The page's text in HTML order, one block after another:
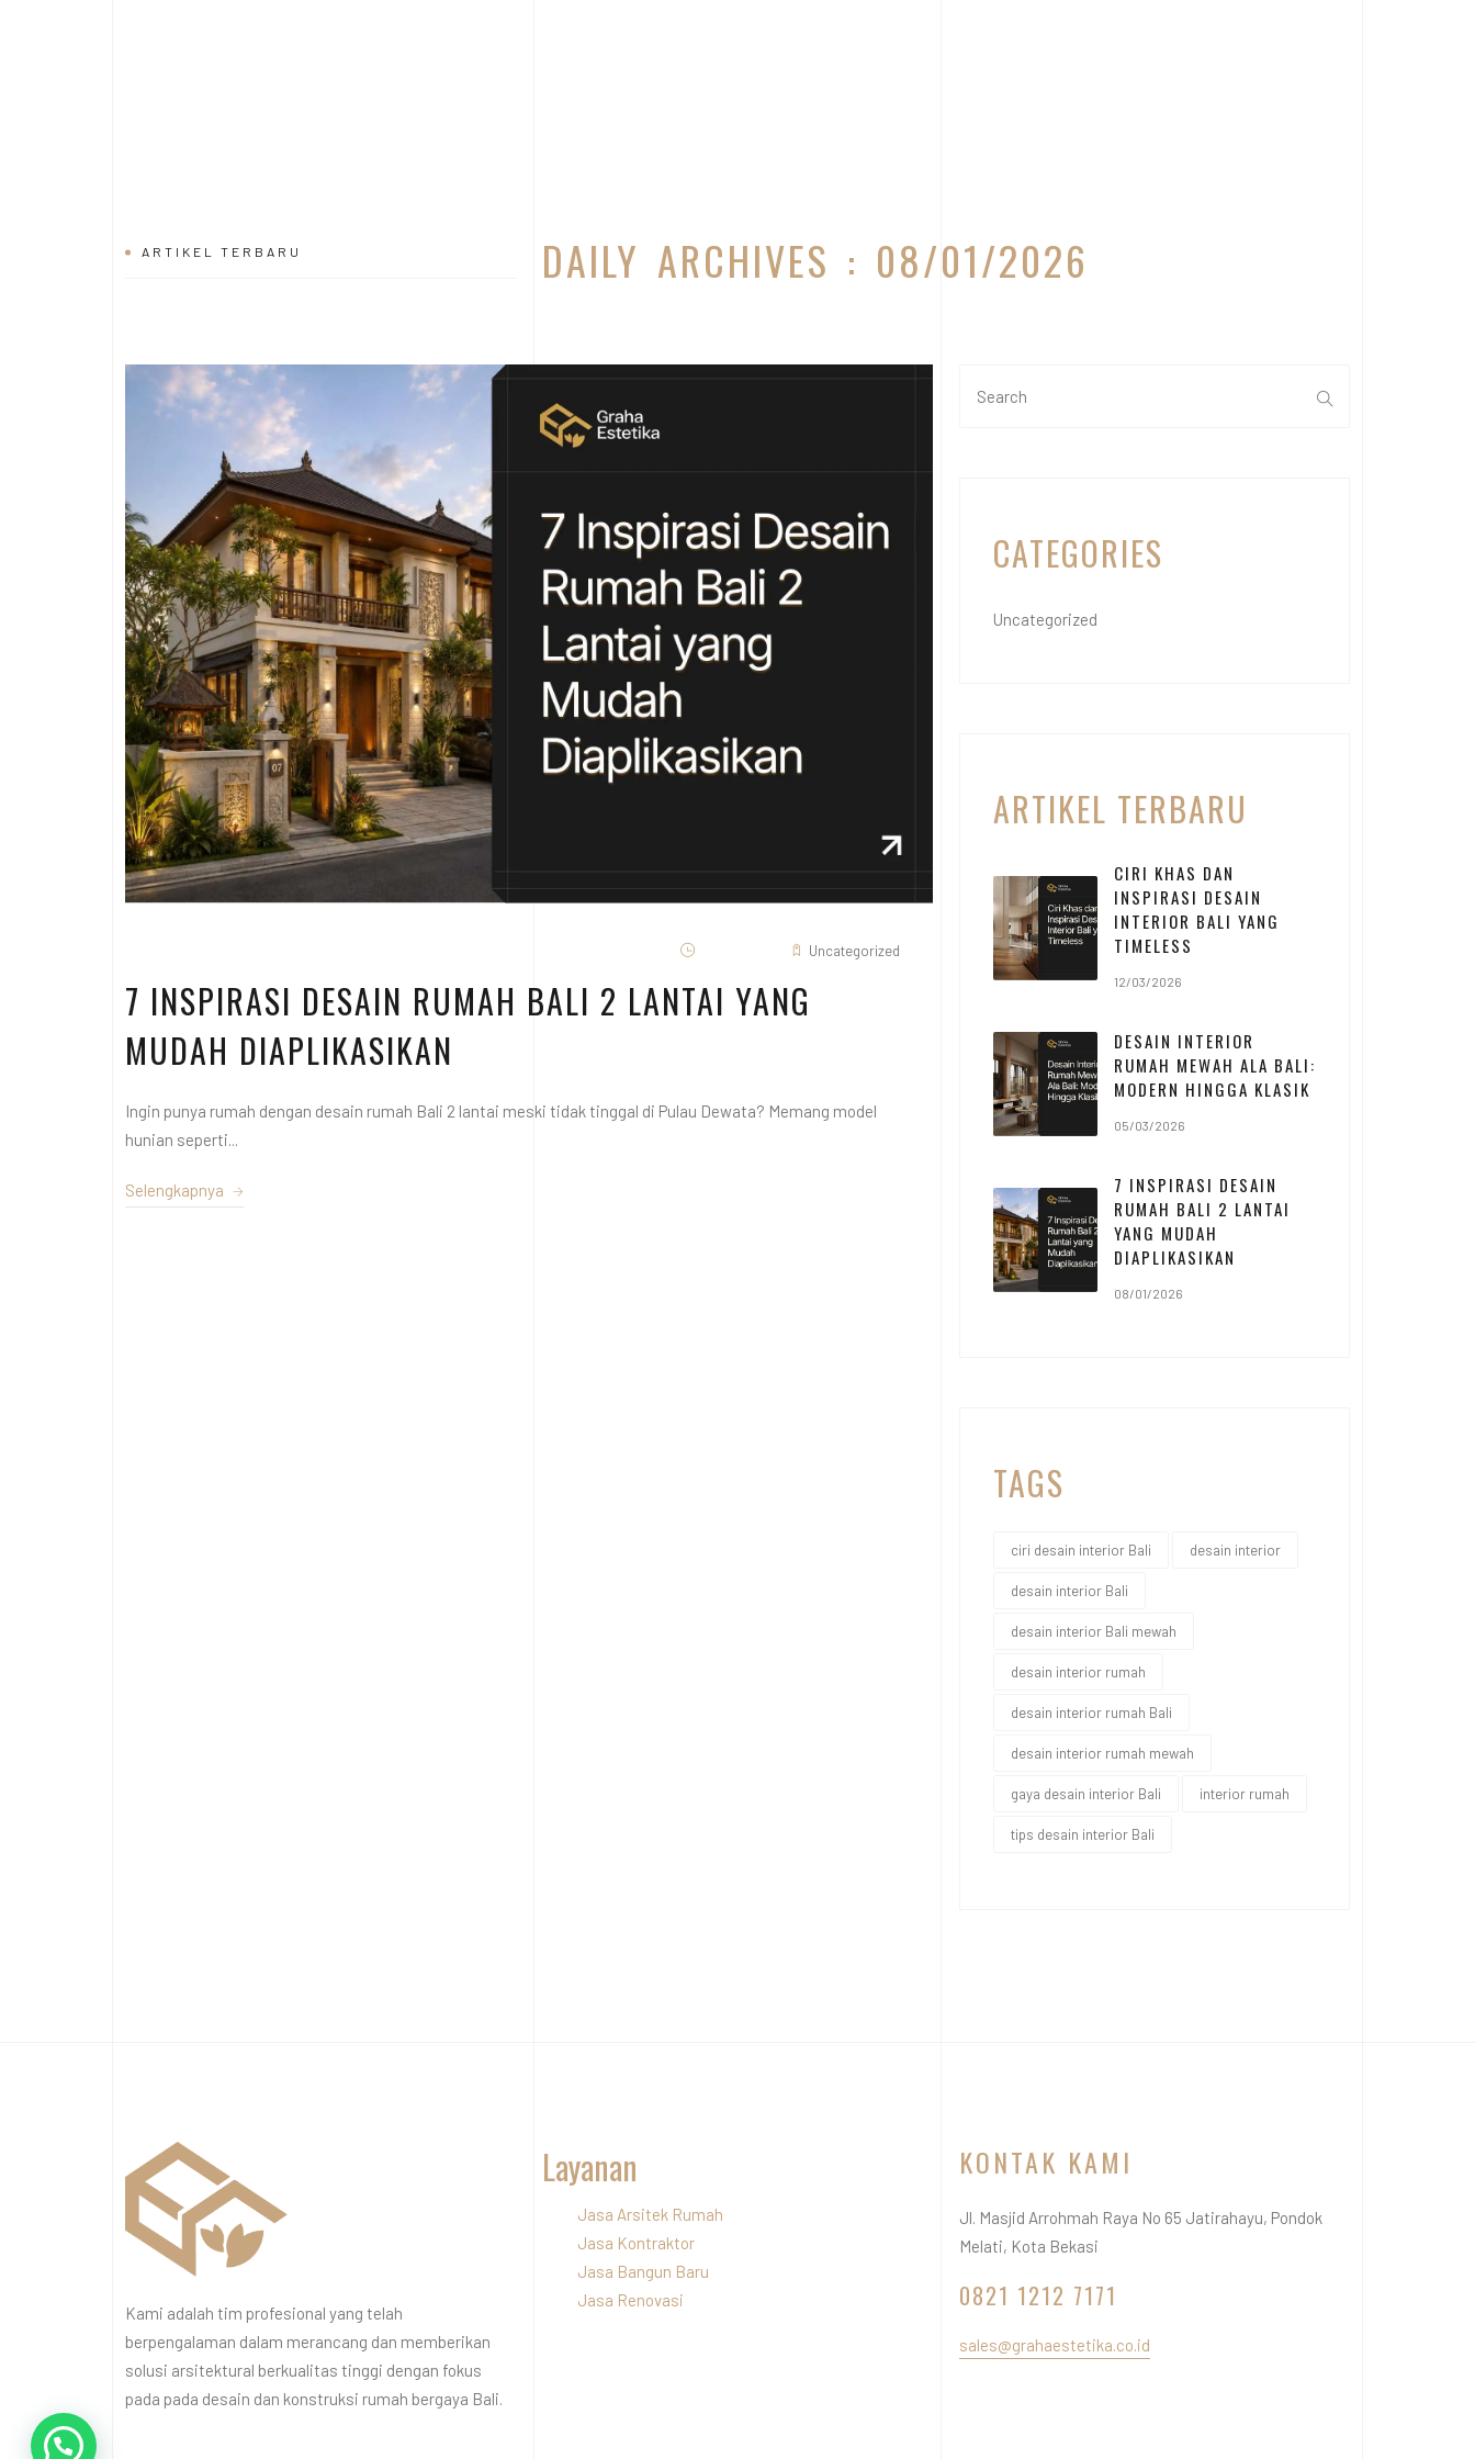
ARTIKEL TERBARU DAILY ARCHIVES : 08/01/2026
Uncategorized
7 INSPIRASI DESAIN RUMAH BALI 2 LANTAI YANG
MUDAH DIAPLIKASIKAN
Ingin punya rumah dengan desain rumah Bali 2 lantai meski tidak tinggal di Pulau Dewata? Memang model
hunian seperti...
Selengkapnya
CATEGORIES
Uncategorized
ARTIKEL TERBARU
CIRI KHAS DAN
INSPIRASI DESAIN
INTERIOR BALI YANG
TIMELESS
12/03/2026
DESAIN INTERIOR
RUMAH MEWAH ALA BALI:
MODERN HINGGA KLASIK
05/03/2026
7 INSPIRASI DESAIN
RUMAH BALI 2 LANTAI
YANG MUDAH
DIAPLIKASIKAN
08/01/2026
TAGS
ciri desain interior Bali desain interior
desain interior Bali
desain interior Bali mewah
desain interior rumah
desain interior rumah Bali
desain interior rumah mewah
gaya desain interior Bali interior rumah
tips desain interior Bali
Kami adalah tim profesional yang telah
berpengalaman dalam merancang dan memberikan
solusi arsitektural berkualitas tinggi dengan fokus
pada pada desain dan konstruksi rumah bergaya Bali.
Layanan
Jasa Arsitek Rumah
Jasa Kontraktor
Jasa Bangun Baru
Jasa Renovasi
KONTAK KAMI
Jl. Masjid Arrohmah Raya No 65 Jatirahayu, Pondok
Melati, Kota Bekasi
0821 1212 7171
sales@grahaestetika.co.id